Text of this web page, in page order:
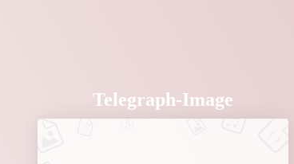
Telegraph-Image